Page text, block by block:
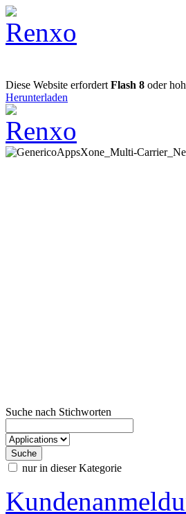
Diese Website erfordert Flash 8 oder
Herunterladen
Suche nach Stichworten
nur in dieser Kategorie